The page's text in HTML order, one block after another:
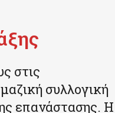
στις
συλλογική
επανάστασης. Η